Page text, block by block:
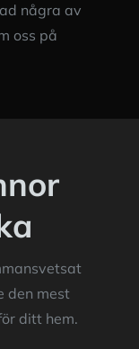
några av
oss på
den mest
ditt hem.